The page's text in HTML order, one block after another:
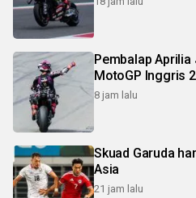
Pembalap
MotoGP Inggris
8 jam lalu
Skuad Garuda
Asia
21 jam lalu